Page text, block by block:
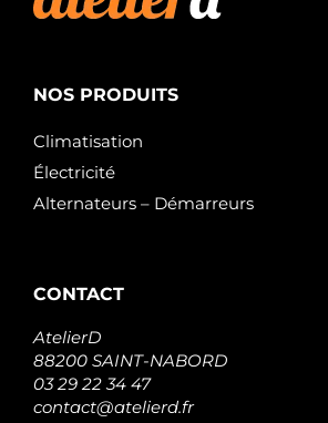
NOS PRODUITS
Climatisation
Électricité
Alternateurs – Démarreurs
CONTACT
AtelierD
88200 SAINT-NABORD
03 29 22 34 47
contact@atelierd.fr